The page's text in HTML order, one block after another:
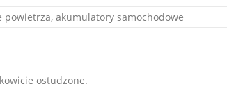
akumulatory samochodowe
ostudzone.